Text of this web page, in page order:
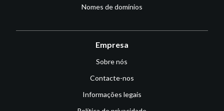
Nomes de domínios
Empresa
Sobre nós
Contacte-nos
Informações legais